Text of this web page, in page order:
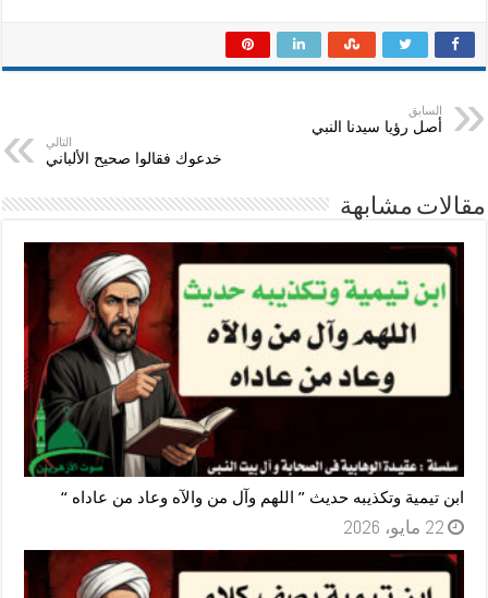
السابق
أصل رؤيا سيدنا النبي
التالي
خدعوك فقالوا صحيح الألباني
مقالات مشابهة
ابن تيمية وتكذيبه حديث ” اللهم وآل من والآه وعاد من عاداه “
22 مايو، 2026